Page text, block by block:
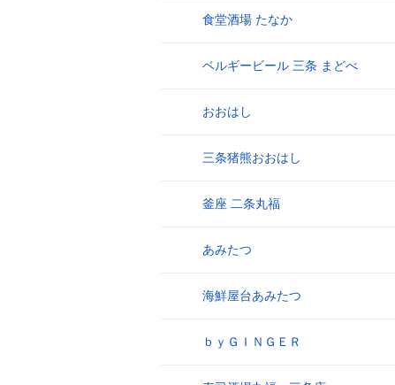
食堂酒場 たなか
ベルギービール 三条 まどべ
おおはし
三条猪熊おおはし
釜座 二条丸福
あみたつ
海鮮屋台あみたつ
ｂｙＧＩＮＧＥＲ